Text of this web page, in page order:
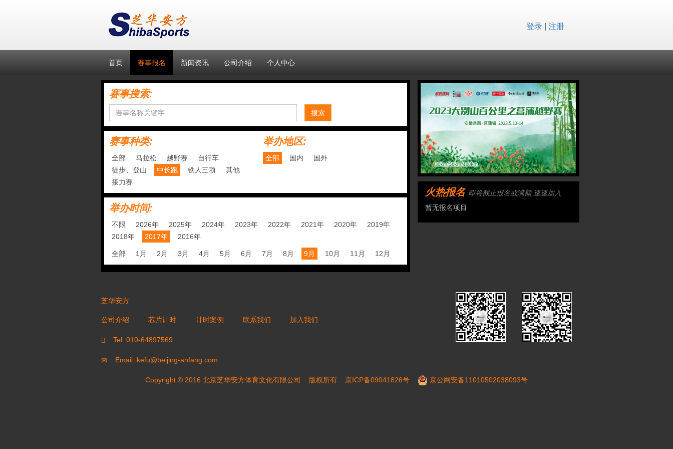
登录| 注册
首页 赛事报名 新闻资讯 公司介绍 个人中心
赛事搜索:
搜索
赛事种类:
全部 马拉松 越野赛
自行车
徒步、登山
中长跑 铁人三项
其他
接力赛
举办地区:
全部 国内 国外
举办时间:
不限 2026年 2025年 2024年 2023年 2022年 2021年 2020年
2019年
2018年
2017年 2016年
全部 1月 2月 3月 4月 5月 6月 7月 8月 9月 10月 11月 12月
火热报名 即将截止报名或满额,速速加入
暂无报名项目
芝华安方
公司介绍 芯片计时 计时案例 联系我们 加入我们
Tel: 010-64897569
Email: kefu@beijing-anfang.com
Copyright © 2016 北京芝华安方体育文化有限公司 版权所有 京ICP备09041826号 京公网安备11010502038093号